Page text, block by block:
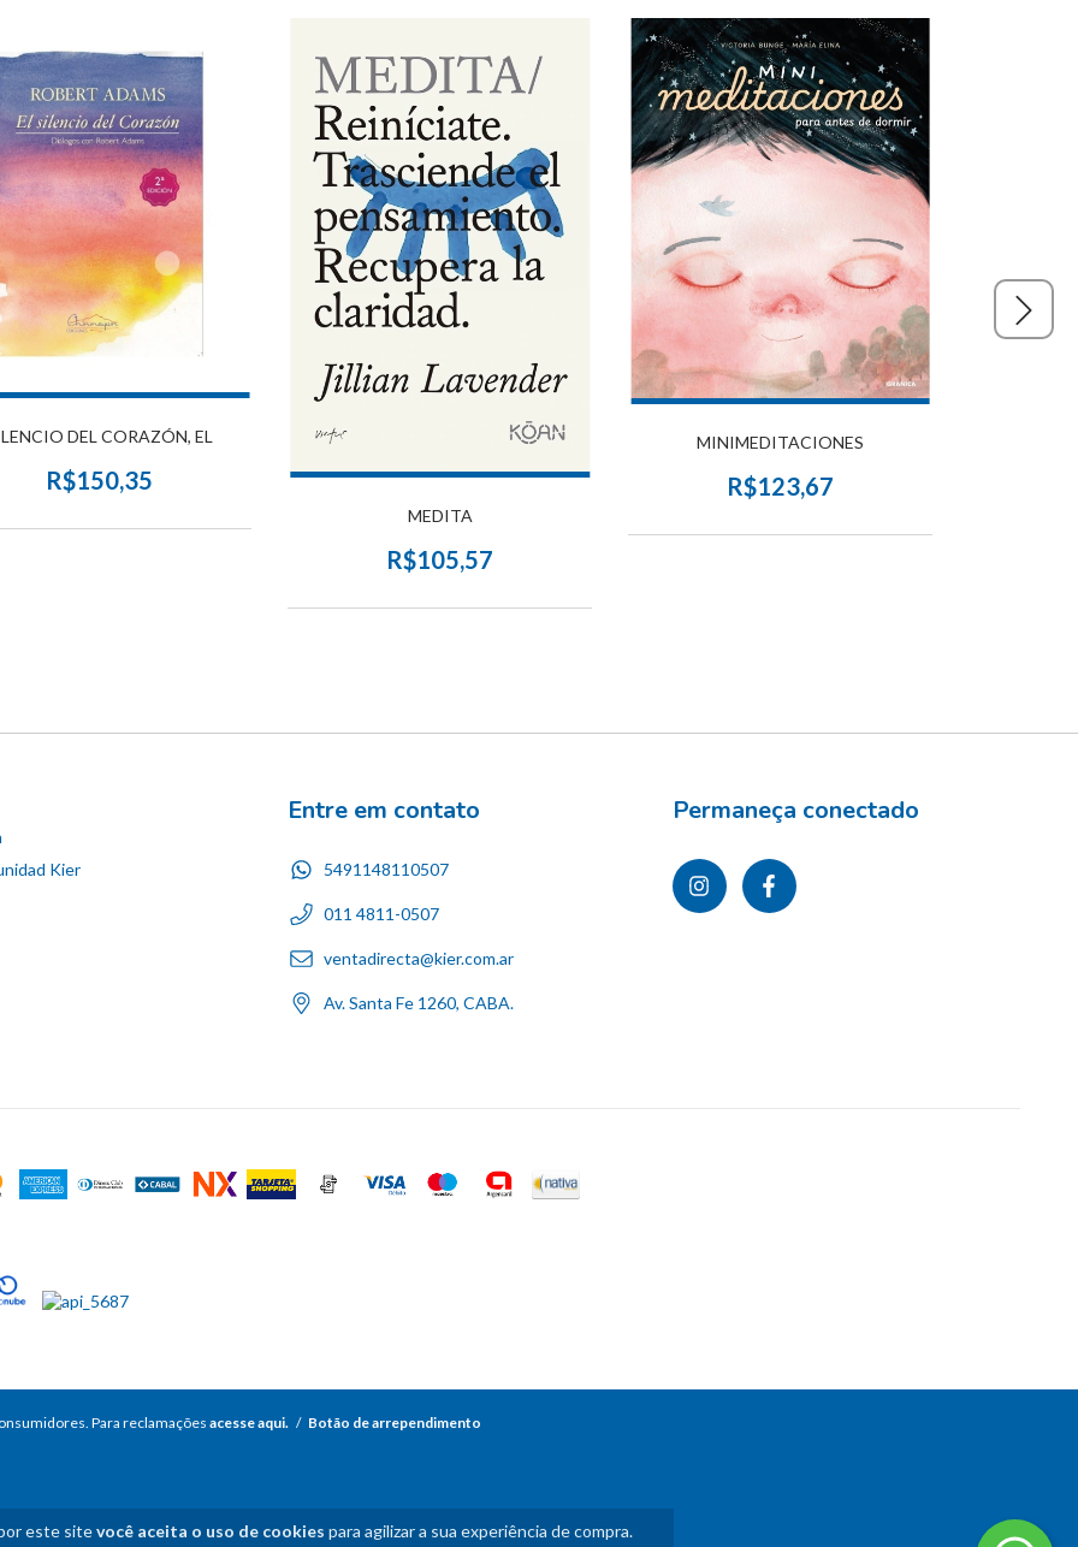
este sitevocê aceita o uso de cookies para agilizar a sua experiência de compra.
DEL CORAZÓN, EL
R$150,35
MEDITA
R$105,57
MINIMEDITACIONES
R$123,67
Kier
Entre em contato
5491148110507
011 4811-0507
ventadirecta@kier.com.ar
Av. Santa Fe 1260, CABA.
Permaneça conectado
Para reclamações acesse aqui. / Botão de arrependimento